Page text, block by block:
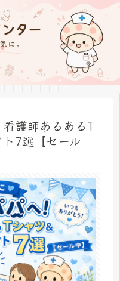
護師あるあるT
7選【セール